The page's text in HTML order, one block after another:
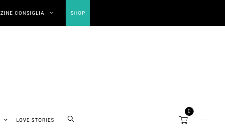
CONSIGLIA SHOP
LOVE STORIES
0